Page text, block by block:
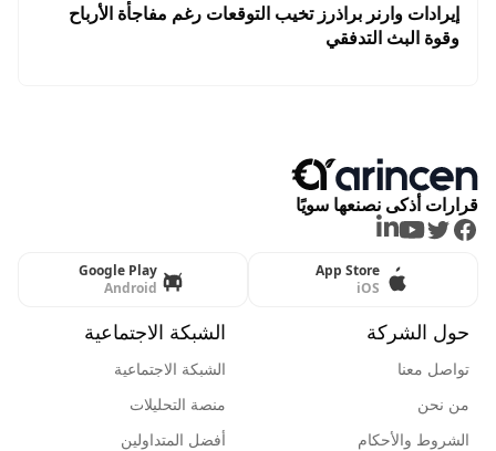
إيرادات وارنر براذرز تخيب التوقعات رغم مفاجأة الأرباح
وقوة البث التدفقي
قرارات أذكى نصنعها سويًا
Facebook
Twitter
Youtube
LinkedIn
App Store
iOS
Google Play
Android
حول الشركة
تواصل معنا
من نحن
الشروط والأحكام
الشبكة الاجتماعية
الشبكة الاجتماعية
منصة التحليلات
أفضل المتداولين